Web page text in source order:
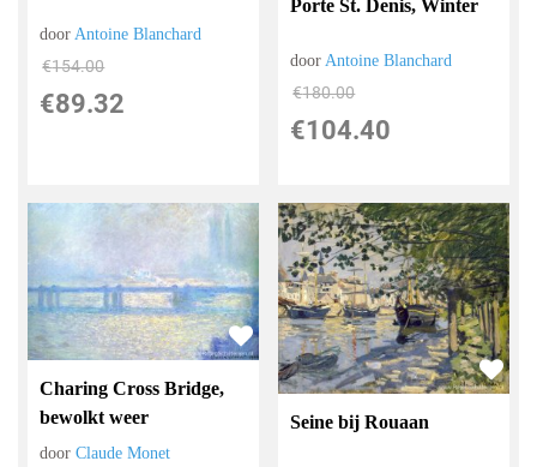
doorAntoine Blanchard
€154.00
€89.32
Porte St. Denis, Winter
doorAntoine Blanchard
€180.00
€104.40
Charing Cross Bridge,
bewolkt weer
doorClaude Monet
Seine bij Rouaan